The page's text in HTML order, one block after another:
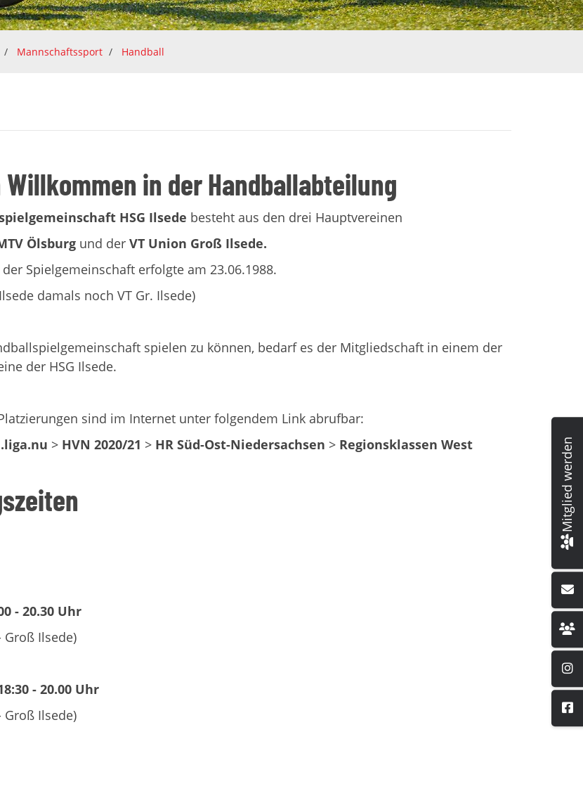
Mannschaftssport Handball
Willkommen in der Handballabteilung
HSG Ilsede besteht aus den drei Hauptvereinen
Ölsburg und der VT Union Groß Ilsede.
Spielgemeinschaft erfolgte am 23.06.1988.
damals noch VT Gr. Ilsede)
spielen zu können, bedarf es der Mitgliedschaft in einem der
der HSG Ilsede.
sind im Internet unter folgendem Link abrufbar:
> HVN 2020/21 > HR Süd-Ost-Niedersachsen > Regionsklassen West
- 20.30 Uhr
Ilsede)
- 20.00 Uhr
Ilsede)
Mitglied werden